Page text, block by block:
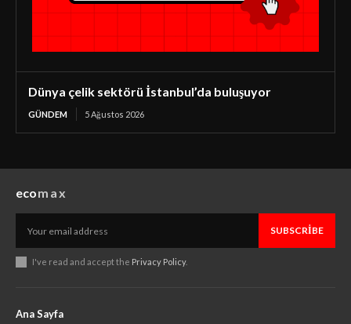
Dünya çelik sektörü İstanbul’da buluşuyor
GÜNDEM 5 Ağustos 2026
ecomax
SUBSCRIBE
I've read and accept the Privacy Policy.
Ana Sayfa